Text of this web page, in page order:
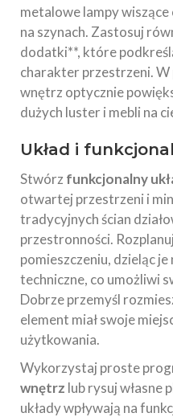
metalowe lampy
na szynach. Zastosuj
dodatki**, które
charakter przestrzeni. W
wnętrz optycznie
dużych luster i mebli na
Układ i
Stwórz funkcjonalny
otwartej przestrzeni i
tradycyjnych ścian
przestronności.
pomieszczeniu, dzieląc
techniczne, co umożliwi
Dobrze przemyśl
element miał swoje
użytkowania.
Wykorzystaj proste
wnętrz lub rysuj własne
układy wpływają na